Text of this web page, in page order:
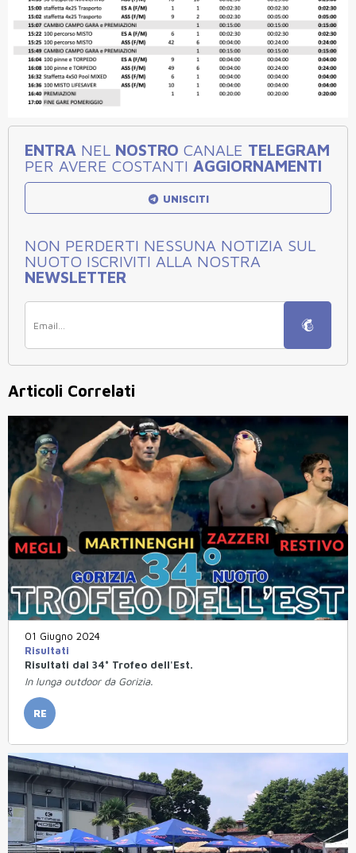
ENTRA NEL NOSTRO CANALE TELEGRAM
PER AVERE COSTANTI AGGIORNAMENTI
UNISCITI
NON PERDERTI NESSUNA NOTIZIA SUL
NUOTO ISCRIVITI ALLA NOSTRA
NEWSLETTER
Articoli Correlati
01 Giugno 2024
Risultati
Risultati dal 34° Trofeo dell'Est.
In lunga outdoor da Gorizia.
RE